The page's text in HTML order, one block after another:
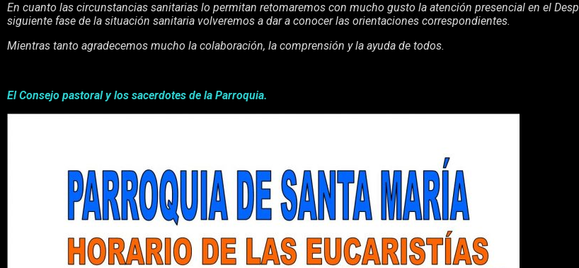
En cuanto las circunstancias sanitarias lo permitan retomaremos con mucho gusto la atención presencial en el
siguiente fase de la situación sanitaria volveremos a dar a conocer las orientaciones correspondientes.
Mientras tanto agradecemos mucho la colaboración, la comprensión y la ayuda de todos.
El Consejo pastoral y los sacerdotes de la Parroquia.